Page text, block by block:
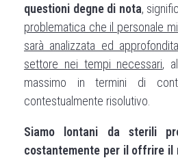
questioni degne di nota,
problematica che il personale
sarà analizzata ed
settore nei tempi necessari,
massimo in termini di
contestualmente risolutivo.
Siamo lontani da sterili
costantemente per il offrire il